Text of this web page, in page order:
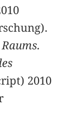
2010